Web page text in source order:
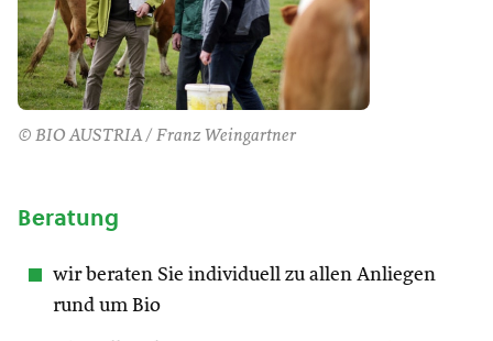
© BIO AUSTRIA / Franz Weingartner
Beratung
wir beraten Sie individuell zu allen Anliegen
rund um Bio